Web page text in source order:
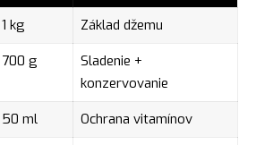
1 kg
Základ džemu
700 g
Sladenie +
konzervovanie
50 ml
Ochrana vitamínov